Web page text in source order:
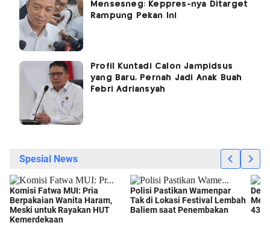
Mensesneg: Keppres-nya Ditarget
Rampung Pekan Ini
Profil Kuntadi Calon Jampidsus
yang Baru, Pernah Jadi Anak Buah
Febri Adriansyah